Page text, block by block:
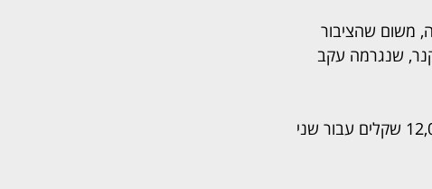
משום שהציבור
שנגרמה עקב
בסיום הדיון התקבלה תביעתו של קנר. עו"ד כנרת בראשי חויבה לשלם פיצוי בסך 12,000 שקלים עבור שני